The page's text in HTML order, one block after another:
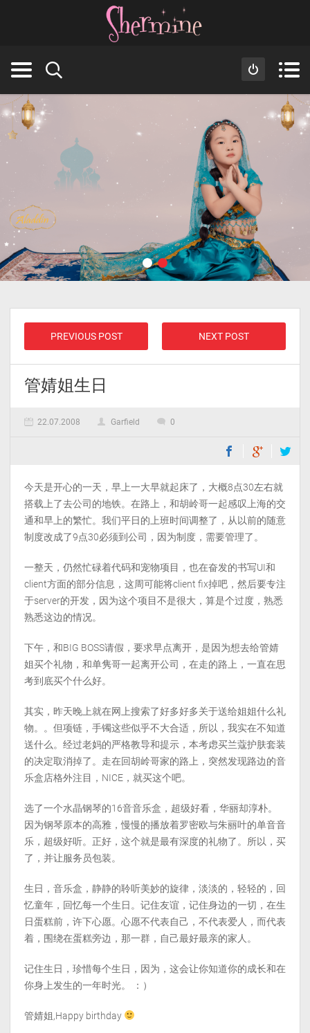
PREVIOUS POST NEXT POST
管婧姐生日
22.07.2008 Garfield 0
今天是开心的一天，早上一大早就起床了，大概8点30左右就
搭载上了去公司的地铁。在路上，和胡岭哥一起感叹上海的交
通和早上的繁忙。我们平日的上班时间调整了，从以前的随意
制度改成了9点30必须到公司，因为制度，需要管理了。
一整天，仍然忙碌着代码和宠物项目，也在奋发的书写UI和
client方面的部分信息，这周可能将client fix掉吧，然后要专注
于server的开发，因为这个项目不是很大，算是个过度，熟悉
熟悉这边的情况。
下午，和BIG BOSS请假，要求早点离开，是因为想去给管婧
姐买个礼物，和单隽哥一起离开公司，在走的路上，一直在思
考到底买个什么好。
其实，昨天晚上就在网上搜索了好多好多关于送给姐姐什么礼
物。。但项链，手镯这些似乎不大合适，所以，我实在不知道
送什么。经过老妈的严格教导和提示，本考虑买兰蔻护肤套装
的决定取消掉了。走在回胡岭哥家的路上，突然发现路边的音
乐盒店格外注目，NICE，就买这个吧。
选了一个水晶钢琴的16音音乐盒，超级好看，华丽却淳朴。
因为钢琴原本的高雅，慢慢的播放着罗密欧与朱丽叶的单音音
乐，超级好听。正好，这个就是最有深度的礼物了。所以，买
了，并让服务员包装。
生日，音乐盒，静静的聆听美妙的旋律，淡淡的，轻轻的，回
忆童年，回忆每一个生日。记住友谊，记住身边的一切，在生
日蛋糕前，许下心愿。心愿不代表自己，不代表爱人，而代表
着，围绕在蛋糕旁边，那一群，自己最好最亲的家人。
记住生日，珍惜每个生日，因为，这会让你知道你的成长和在
你身上发生的一年时光。 ：）
管婧姐,Happy birthday